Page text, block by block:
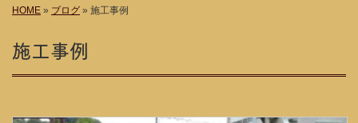
HOME » ブログ » 施工事例
施工事例